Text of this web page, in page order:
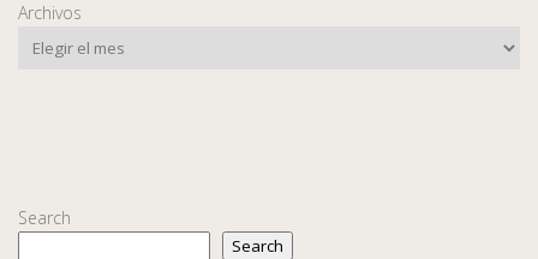
Archivos
Search
Search